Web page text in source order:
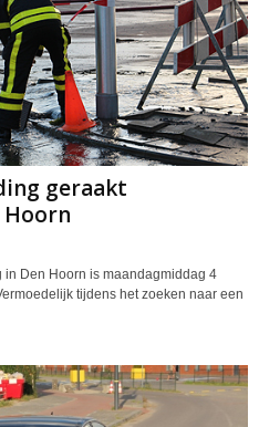
geraakt
Hoorn
Den Hoorn is maandagmiddag 4
tijdens het zoeken naar een